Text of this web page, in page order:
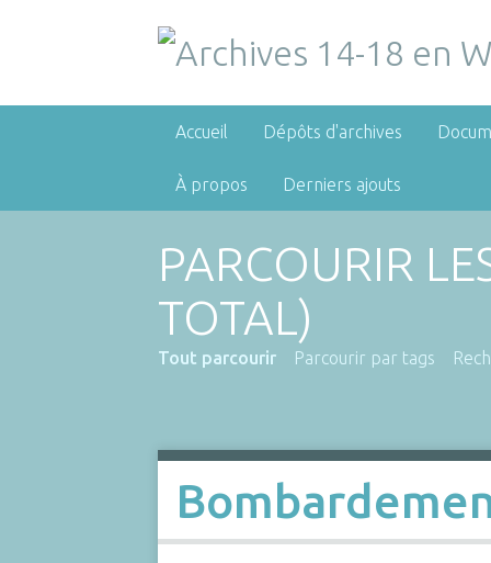
Accueil Dépôts d'archives
À propos Derniers ajouts
PARCOURIR
TOTAL)
Tout parcourir Parcourir par tags